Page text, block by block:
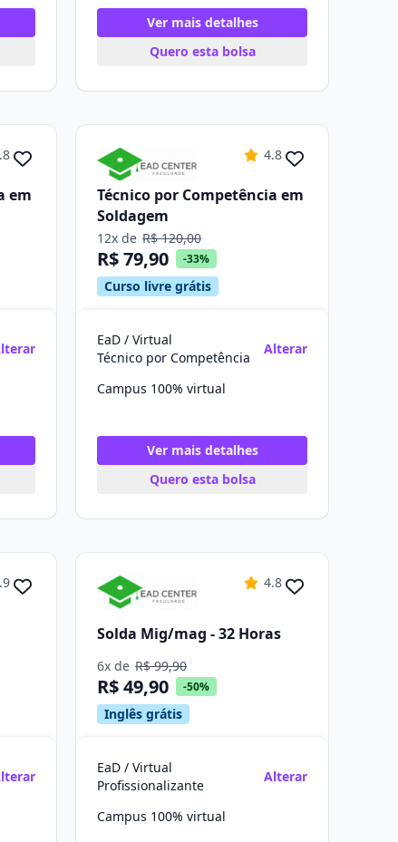
Ver mais detalhes
Quero esta bolsa
em
4.8
Técnico por Competência em
Soldagem
12x de R$ 120,00
R$ 79,90 -33%
Curso livre grátis
EaD / Virtual
Técnico por Competência
Alterar
Campus 100% virtual
Ver mais detalhes
Quero esta bolsa
4.8
Solda Mig/mag - 32 Horas
6x de R$ 99,90
R$ 49,90 -50%
Inglês grátis
EaD / Virtual
Profissionalizante
Alterar
Campus 100% virtual